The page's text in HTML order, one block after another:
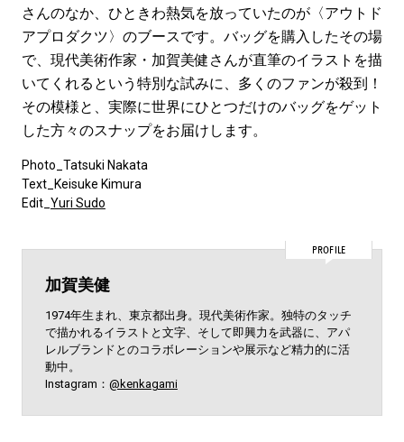
さんのなか、ひときわ熱気を放っていたのが〈アウトド
アプロダクツ〉のブースです。バッグを購入したその場
で、現代美術作家・加賀美健さんが直筆のイラストを描
いてくれるという特別な試みに、多くのファンが殺到！
その模様と、実際に世界にひとつだけのバッグをゲット
した方々のスナップをお届けします。
Photo_Tatsuki Nakata
Text_Keisuke Kimura
Edit_ Yuri Sudo
PROFILE
加賀美健
1974年生まれ、東京都出身。現代美術作家。独特のタッチ
で描かれるイラストと文字、そして即興力を武器に、アパ
レルブランドとのコラボレーションや展示など精力的に活
動中。
Instagram： @kenkagami